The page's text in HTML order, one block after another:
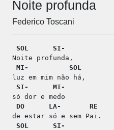
Noite profunda
Federico Toscani
SOL
SI-
Noite profunda,
MI-
SOL
luz em mim não há,
SI-
MI-
só dor e medo
DO
LA-
RE
de estar só e sem Pai.
SOL
SI-